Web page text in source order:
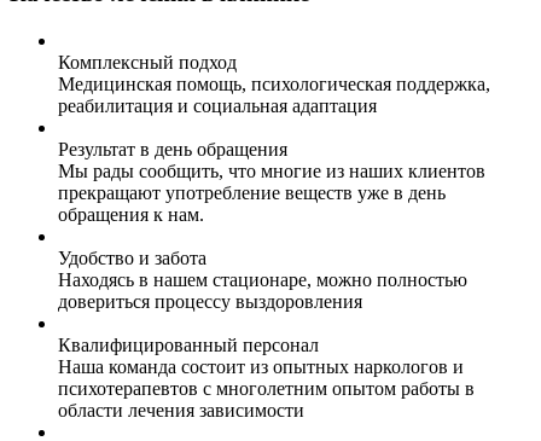
Комплексный подход
Медицинская помощь, психологическая поддержка,
реабилитация и социальная адаптация
Результат в день обращения
Мы рады сообщить, что многие из наших клиентов
прекращают употребление веществ уже в день
обращения к нам.
Удобство и забота
Находясь в нашем стационаре, можно полностью
довериться процессу выздоровления
Квалифицированный персонал
Наша команда состоит из опытных наркологов и
психотерапевтов с многолетним опытом работы в
области лечения зависимости